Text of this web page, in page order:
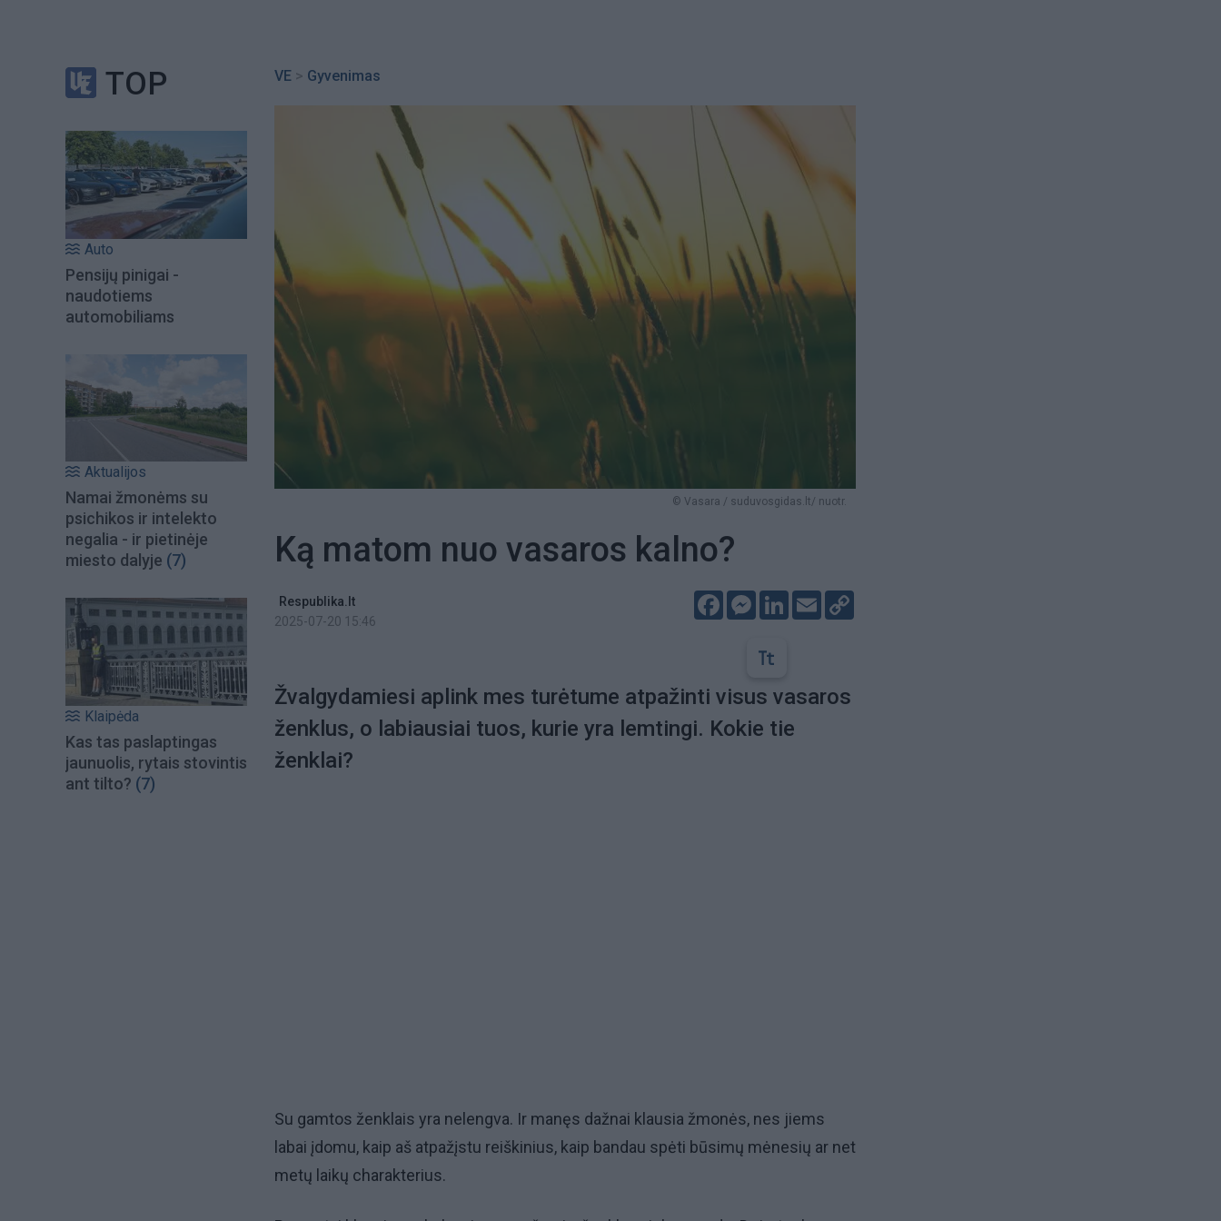
TOP
Auto
Pensijų pinigai -
naudotiems
automobiliams
Aktualijos
Namai žmonėms su
psichikos ir intelekto
negalia - ir pietinėje
miesto dalyje (7)
Klaipėda
Kas tas paslaptingas
jaunuolis, rytais stovintis
ant tilto? (7)
VE > Gyvenimas
© Vasara / suduvosgidas.lt/ nuotr.
Ką matom nuo vasaros kalno?
Respublika.lt
2025-07-20 15:46
FacebookMessenger
LinkedIn
Email
Žvalgydamiesi aplink mes turėtume atpažinti visus vasaros
ženklus, o labiausiai tuos, kurie yra lemtingi. Kokie tie
ženklai?
Su gamtos ženklais yra nelengva. Ir manęs dažnai klausia žmonės, nes jiems
labai įdomu, kaip aš atpažįstu reiškinius, kaip bandau spėti būsimų mėnesių ar net
metų laikų charakterius.